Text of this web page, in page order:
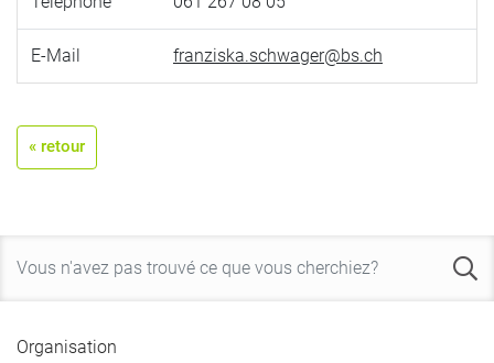
E-Mail franziska.schwager@bs.ch
« retour
Organisation